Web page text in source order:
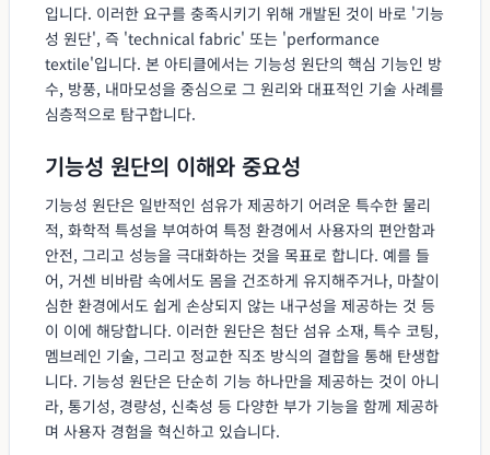
입니다. 이러한 요구를 충족시키기 위해 개발된 것이 바로 '기능
성 원단', 즉 'technical fabric' 또는 'performance
textile'입니다. 본 아티클에서는 기능성 원단의 핵심 기능인 방
수, 방풍, 내마모성을 중심으로 그 원리와 대표적인 기술 사례를
심층적으로 탐구합니다.
기능성 원단의 이해와 중요성
기능성 원단은 일반적인 섬유가 제공하기 어려운 특수한 물리
적, 화학적 특성을 부여하여 특정 환경에서 사용자의 편안함과
안전, 그리고 성능을 극대화하는 것을 목표로 합니다. 예를 들
어, 거센 비바람 속에서도 몸을 건조하게 유지해주거나, 마찰이
심한 환경에서도 쉽게 손상되지 않는 내구성을 제공하는 것 등
이 이에 해당합니다. 이러한 원단은 첨단 섬유 소재, 특수 코팅,
멤브레인 기술, 그리고 정교한 직조 방식의 결합을 통해 탄생합
니다. 기능성 원단은 단순히 기능 하나만을 제공하는 것이 아니
라, 통기성, 경량성, 신축성 등 다양한 부가 기능을 함께 제공하
며 사용자 경험을 혁신하고 있습니다.